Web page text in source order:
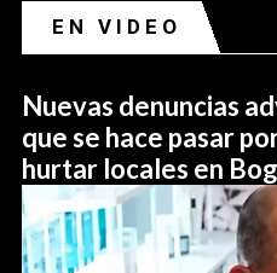
EN VIDEO
Nuevas denuncias
que se hace pasar
hurtar locales en